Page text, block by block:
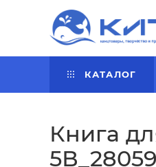
КАТАЛОГ
Книга
5В_28059